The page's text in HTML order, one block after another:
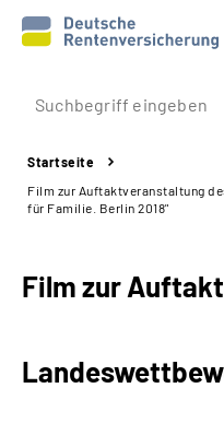
Prävention
Reha
Beratung & Kontakt
Experten
Startseite
Film zur Auftaktveranstaltung
für Familie. Berlin 2018"
Film zur